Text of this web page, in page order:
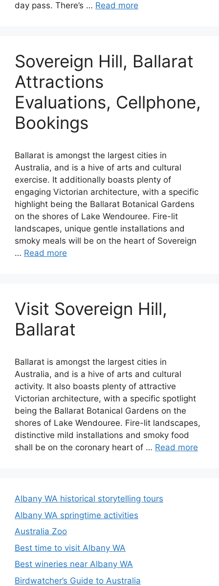
day pass. There’s … Read more
Sovereign Hill, Ballarat
Attractions
Evaluations, Cellphone,
Bookings
Ballarat is amongst the largest cities in
Australia, and is a hive of arts and cultural
exercise. It additionally boasts plenty of
engaging Victorian architecture, with a specific
highlight being the Ballarat Botanical Gardens
on the shores of Lake Wendouree. Fire-lit
landscapes, unique gentle installations and
smoky meals will be on the heart of Sovereign
… Read more
Visit Sovereign Hill,
Ballarat
Ballarat is amongst the largest cities in
Australia, and is a hive of arts and cultural
activity. It also boasts plenty of attractive
Victorian architecture, with a specific spotlight
being the Ballarat Botanical Gardens on the
shores of Lake Wendouree. Fire-lit landscapes,
distinctive mild installations and smoky food
shall be on the coronary heart of … Read more
Albany WA historical storytelling tours
Albany WA springtime activities
Australia Zoo
Best time to visit Albany WA
Best wineries near Albany WA
Birdwatcher’s Guide to Australia